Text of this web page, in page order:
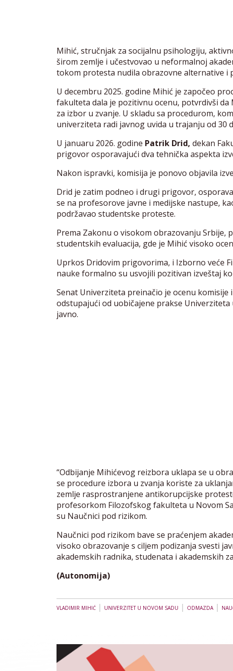
Mihić, stručnjak za socijalnu psihologiju,
širom zemlje i učestvovao u neformalnoj
tokom protesta nudila obrazovne alternative i
U decembru 2025. godine Mihić je započeo
fakulteta dala je pozitivnu ocenu, potvrdivši
za izbor u zvanje. U skladu sa procedurom,
univerziteta radi javnog uvida u trajanju od 30
U januaru 2026. godine Patrik Drid, dekan
prigovor osporavajući dva tehnička aspekta
Nakon ispravki, komisija je ponovo objavila
Drid je zatim podneo i drugi prigovor,
se na profesorove javne i medijske nastupe,
podržavao studentske proteste.
Prema Zakonu o visokom obrazovanju Srbije,
studentskih evaluacija, gde je Mihić visoko
Uprkos Dridovim prigovorima, i Izborno veće
nauke formalno su usvojili pozitivan izveštaj
Senat Univerziteta preinačio je ocenu
odstupajući od uobičajene prakse Univerziteta
javno.
“Odbijanje Mihićevog reizbora uklapa se u
se procedure izbora u zvanja koriste za
zemlje rasprostranjene antikorupcijske
profesorkom Filozofskog fakulteta u Novom
su Naučnici pod rizikom.
Naučnici pod rizikom bave se praćenjem
visoko obrazovanje s ciljem podizanja svesti
akademskih radnika, studenata i akademskih
(Autonomija)
VLADIMIR MIHIĆ | UNIVERZITET U NOVOM SADU | ODMAZDA|